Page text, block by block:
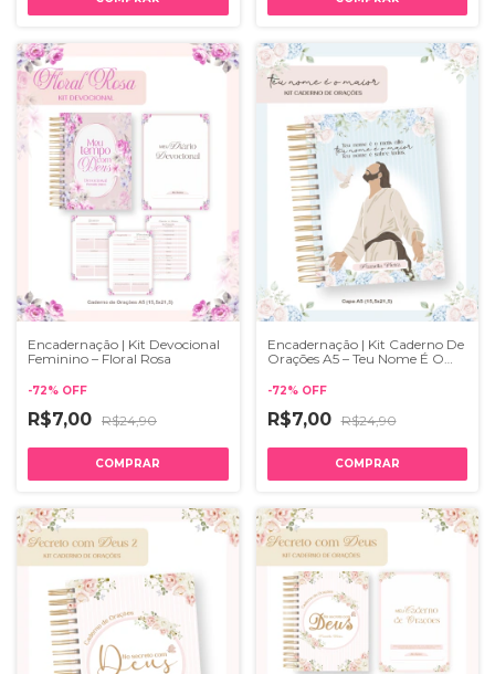
Encadernação | Kit Devocional
Feminino – Floral Rosa
-72% OFF
R$7,00 R$24,90
Encadernação | Kit Caderno De
Orações A5 – Teu Nome É O
-72% OFF
R$7,00 R$24,90